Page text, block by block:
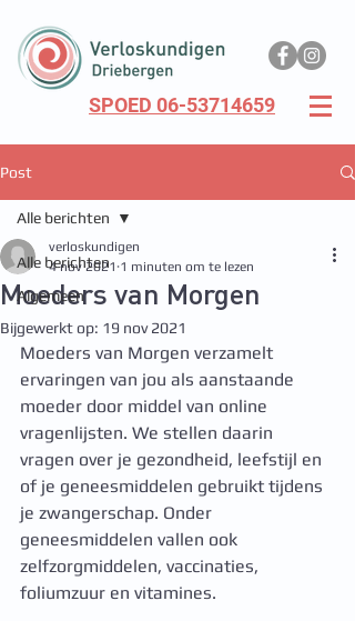
SPOED 06-53714659
Post
Alle berichten
Algemeen
Alle berichten
Moeders van Morgen
verloskundigen
4 nov 2021 1 minuten om te lezen
Bijgewerkt op: 19 nov 2021
Moeders van Morgen verzamelt
ervaringen van jou als aanstaande
moeder door middel van online
vragenlijsten. We stellen daarin
vragen over je gezondheid, leefstijl en
of je geneesmiddelen gebruikt tijdens
je zwangerschap. Onder
geneesmiddelen vallen ook
zelfzorgmiddelen, vaccinaties,
foliumzuur en vitamines.